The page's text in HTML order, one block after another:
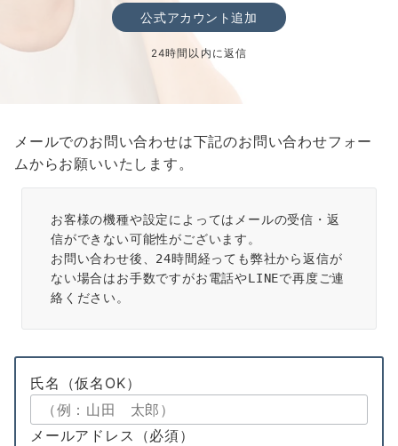
公式アカウント追加
24時間以内に返信
メールでのお問い合わせは下記のお問い合わせフォー
ムからお願いいたします。
お客様の機種や設定によってはメールの受信・返
信ができない可能性がございます。
お問い合わせ後、24時間経っても弊社から返信が
ない場合はお手数ですがお電話やLINEで再度ご連
絡ください。
氏名 （仮名OK）
メールアドレス （必須）